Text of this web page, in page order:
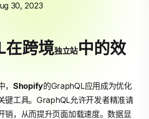
30, 2023
跨境独立站中的效
Shopify的GraphQL应用成为优化
键工具。GraphQL允许开发者精准请
销，从而提升页面加载速度。数据显